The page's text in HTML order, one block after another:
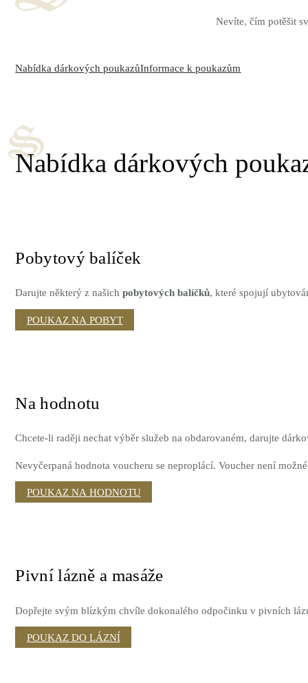
Nevíte, čím potěšit
Nabídka dárkových poukazůInformace k poukazům
Nabídka dárkových
Pobytový balíček
Darujte některý z našichpobytových balíčků, které spojují
POUKAZ NA POBYT
Na hodnotu
Chcete-li raději nechat výběr služeb na obdarovaném, darujte
Nevyčerpaná hodnota voucheru se neproplácí. Voucher není
POUKAZ NA HODNOTU
Pivní lázně a masáže
Dopřejte svým blízkým chvíle dokonalého odpočinku v pivních
POUKAZ DO LÁZNÍ